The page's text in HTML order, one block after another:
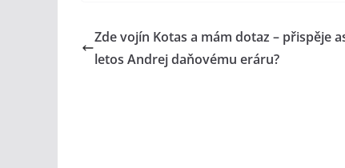
Zde vojín Kotas a mám dotaz – přispěje
letos Andrej daňovému eráru?